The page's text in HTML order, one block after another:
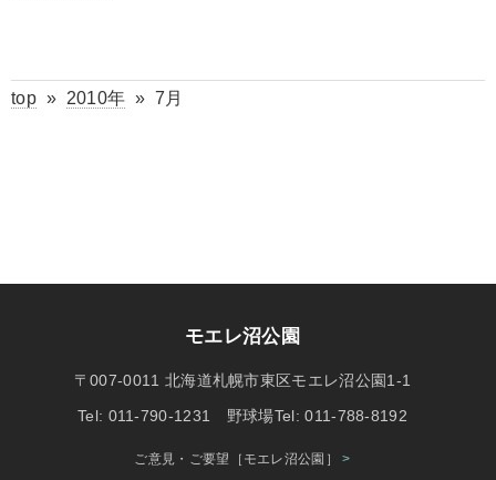
top» 2010年 » 7月
モエレ沼公園
〒007-0011 北海道札幌市東区モエレ沼公園1-1
Tel: 011-790-1231 野球場Tel: 011-788-8192
ご意見・ご要望［モエレ沼公園］>